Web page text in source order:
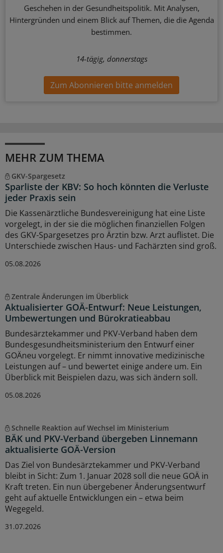
Geschehen in der Gesundheitspolitik. Mit Analysen,
Hintergründen und einem Blick auf Themen, die die Agenda
bestimmen.
14-tägig, donnerstags
Zum Abonnieren bitte anmelden
MEHR ZUM THEMA
GKV-Spargesetz
Sparliste der KBV: So hoch könnten die Verluste
jeder Praxis sein
Die Kassenärztliche Bundesvereinigung hat eine Liste
vorgelegt, in der sie die möglichen finanziellen Folgen
des GKV-Spargesetzes pro Ärztin bzw. Arzt auflistet. Die
Unterschiede zwischen Haus- und Fachärzten sind groß.
05.08.2026
Zentrale Änderungen im Überblick
Aktualisierter GOÄ-Entwurf: Neue Leistungen,
Umbewertungen und Bürokratieabbau
Bundesärztekammer und PKV-Verband haben dem
Bundesgesundheitsministerium den Entwurf einer
GOÄneu vorgelegt. Er nimmt innovative medizinische
Leistungen auf – und bewertet einige andere um. Ein
Überblick mit Beispielen dazu, was sich ändern soll.
05.08.2026
Schnelle Reaktion auf Wechsel im Ministerium
BÄK und PKV-Verband übergeben Linnemann
aktualisierte GOÄ-Version
Das Ziel von Bundesärztekammer und PKV-Verband
bleibt in Sicht: Zum 1. Januar 2028 soll die neue GOÄ in
Kraft treten. Ein nun übergebener Änderungsentwurf
geht auf aktuelle Entwicklungen ein – etwa beim
Wegegeld.
31.07.2026